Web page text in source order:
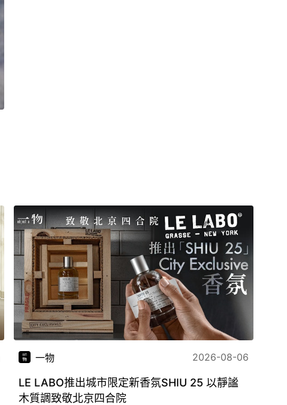
一物 2026-08-06
LE LABO推出城市限定新香氛SHIU 25 以靜謐
木質調致敬北京四合院